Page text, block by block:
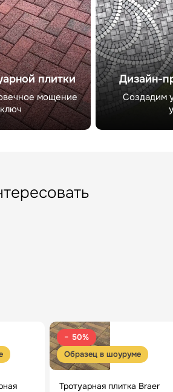
плитки
мощение
Дизайн-
Создадим
− 50%
Образец в шоуруме
Тротуарная плитка Braer